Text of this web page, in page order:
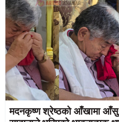
मदनकृष्ण श्रेष्ठको आँखामा